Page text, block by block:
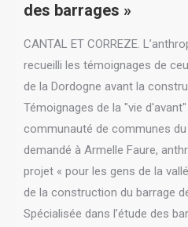
des barrages »
CANTAL ET CORREZE.
recueilli les témoignages de
de la Dordogne avant la
Témoignages de la "vie
communauté de communes
demandé à Armelle Faure,
projet « pour les gens de la
de la construction du barrage
Spécialisée dans l’étude des